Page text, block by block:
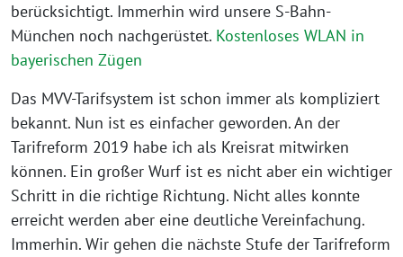
berücksichtigt. Immerhin wird unsere S-Bahn-
München noch nachgerüstet. Kostenloses WLAN in
bayerischen Zügen
Das MVV-Tarifsystem ist schon immer als kompliziert
bekannt. Nun ist es einfacher geworden. An der
Tarifreform 2019 habe ich als Kreisrat mitwirken
können. Ein großer Wurf ist es nicht aber ein wichtiger
Schritt in die richtige Richtung. Nicht alles konnte
erreicht werden aber eine deutliche Vereinfachung.
Immerhin. Wir gehen die nächste Stufe der Tarifreform